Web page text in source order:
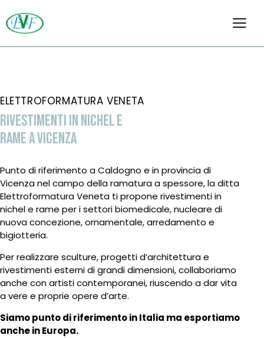
ELETTROFORMATURA VENETA
RIVESTIMENTI IN NICHEL E
RAME A VICENZA
Punto di riferimento a Caldogno e in provincia di
Vicenza nel campo della ramatura a spessore, la ditta
Elettroformatura Veneta ti propone rivestimenti in
nichel e rame per i settori biomedicale, nucleare di
nuova concezione, ornamentale, arredamento e
bigiotteria.
Per realizzare sculture, progetti d’architettura e
rivestimenti esterni di grandi dimensioni, collaboriamo
anche con artisti contemporanei, riuscendo a dar vita
a vere e proprie opere d’arte.
Siamo punto di riferimento in Italia ma esportiamo
anche in Europa.